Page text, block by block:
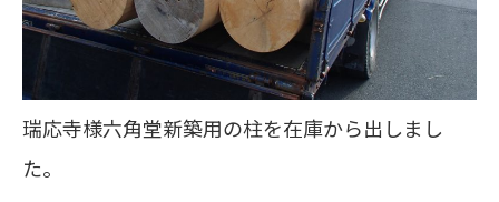
瑞応寺様六角堂新築用の柱を在庫から出しまし
た。